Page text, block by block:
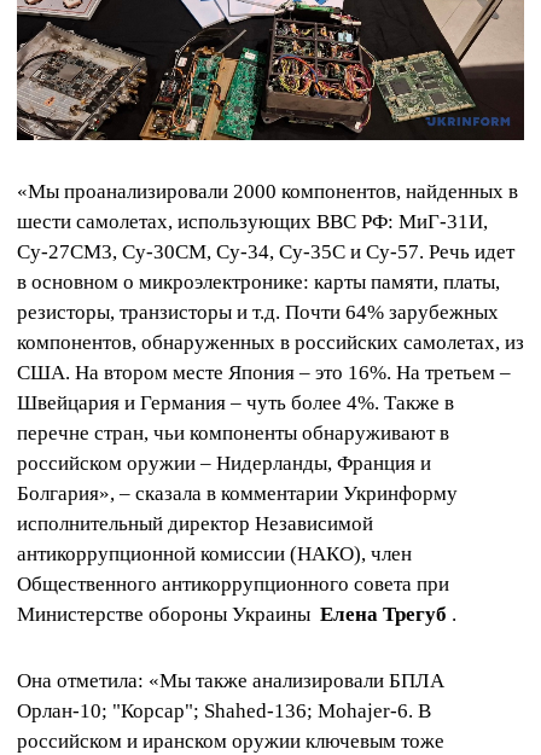
«Мы проанализировали 2000 компонентов, найденных в
шести самолетах, использующих ВВС РФ: МиГ-31И,
Су-27СМ3, Су-30СМ, Су-34, Су-35С и Су-57. Речь идет
в основном о микроэлектронике: карты памяти, платы,
резисторы, транзисторы и т.д. Почти 64% зарубежных
компонентов, обнаруженных в российских самолетах, из
США. На втором месте Япония – это 16%. На третьем –
Швейцария и Германия – чуть более 4%. Также в
перечне стран, чьи компоненты обнаруживают в
российском оружии – Нидерланды, Франция и
Болгария», – сказала в комментарии Укринформу
исполнительный директор Независимой
антикоррупционной комиссии (НАКО), член
Общественного антикоррупционного совета при
Министерстве обороны Украины Елена Трегуб .
Она отметила: «Мы также анализировали БПЛА
Орлан-10; "Корсар"; Shahed-136; Mohajer-6. В
российском и иранском оружии ключевым тоже